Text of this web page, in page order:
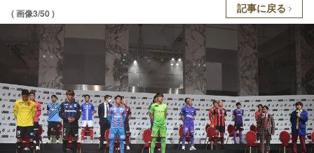
( 画像3/50 ) 記事に戻る